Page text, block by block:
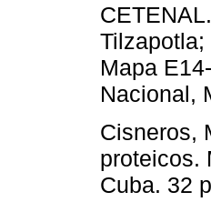
Mapa
Nacional,
Cisneros,
proteicos.
Cuba. 32